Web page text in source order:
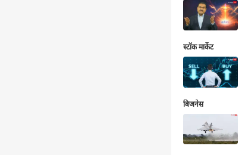
स्टॉक मार्केट
बिजनेस